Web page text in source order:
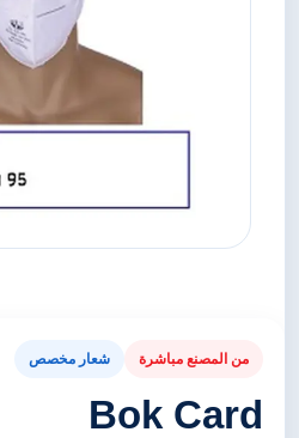
من المصنع مباشرة شعار مخصص
Bok Card